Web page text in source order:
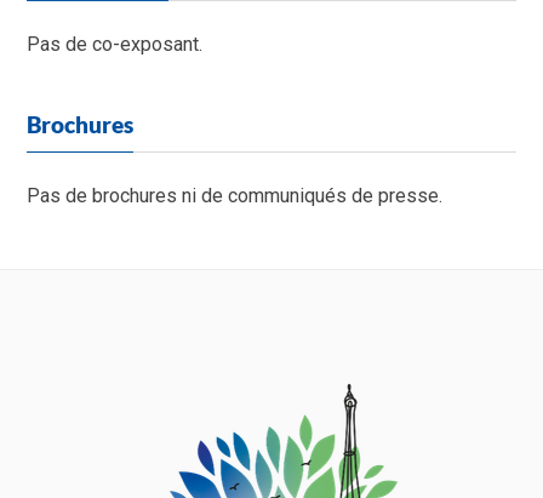
Pas de co-exposant.
Brochures
Pas de brochures ni de communiqués de presse.